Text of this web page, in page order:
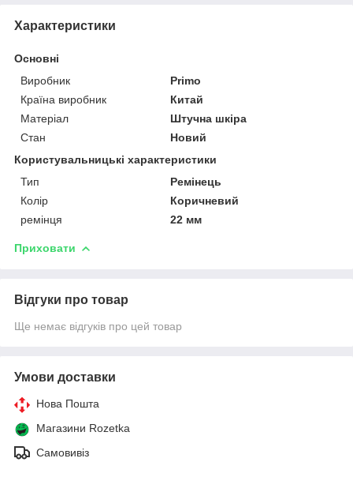
Характеристики
Основні
Виробник
Primo
Країна виробник
Китай
Матеріал
Штучна шкіра
Стан
Новий
Користувальницькі характеристики
Тип
Ремінець
Колір
Коричневий
ремінця
22 мм
Приховати
Відгуки про товар
Ще немає відгуків про цей товар
Умови доставки
Нова Пошта
Магазини Rozetka
Самовивіз